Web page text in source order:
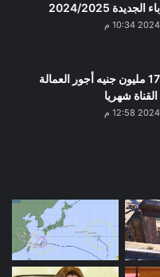
2024/2025
انفراد بالمستندات. 17 مليون جنيه أجور العمالة
شهريا